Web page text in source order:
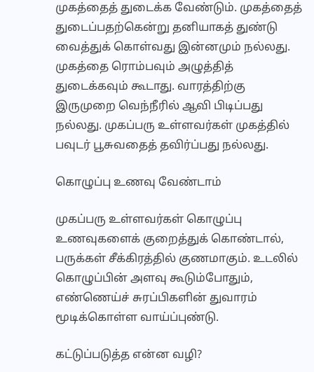
முகத்தைத் துடைக்க வேண்டும். முகத்தைத்
துடைப்பதற்கென்று தனியாகத் துண்டு
வைத்துக் கொள்வது இன்னமும் நல்லது.
முகத்தை ரொம்பவும் அழுத்தித்
துடைக்கவும் கூடாது. வாரத்திற்கு
இருமுறை வெந்நீரில் ஆவி பிடிப்பது
நல்லது. முகப்பரு உள்ளவர்கள் முகத்தில்
பவுடர் பூசுவதைத் தவிர்ப்பது நல்லது.
கொழுப்பு உணவு வேண்டாம்
முகப்பரு உள்ளவர்கள் கொழுப்பு
உணவுகளைக் குறைத்துக் கொண்டால்,
பருக்கள் சீக்கிரத்தில் குணமாகும். உடலில்
கொழுப்பின் அளவு கூடும்போதும்,
எண்ணெய்ச் சுரப்பிகளின் துவாரம்
மூடிக்கொள்ள வாய்ப்புண்டு.
கட்டுப்படுத்த என்ன வழி?